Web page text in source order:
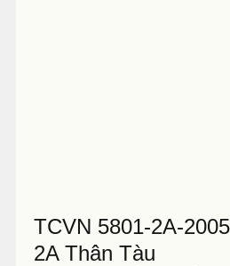
TCVN 5801-2A-
2A Thân Tàu